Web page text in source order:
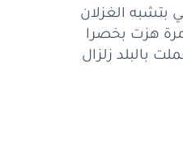
ساكنببالي
مهرطلبوا
بتشبه الغزلان
هزت بخصرا
بالبلد زلزال